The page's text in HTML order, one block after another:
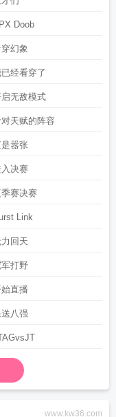
Doob
幻象
经看穿了
无敌模式
天赋的阵容
嚣张
决赛
赛决赛
Link
回天
打野
直播
八强
www.kw36.com